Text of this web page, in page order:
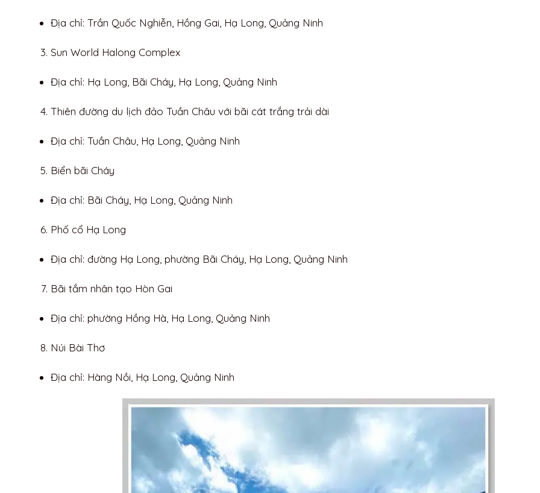
Địa chỉ: Trần Quốc Nghiễn, Hồng Gai, Hạ Long, Quảng Ninh
Sun World Halong Complex
Địa chỉ: Hạ Long, Bãi Cháy, Hạ Long, Quảng Ninh
Thiên đường du lịch đảo Tuần Châu với bãi cát trắng trải dài
Địa chỉ: Tuần Châu, Hạ Long, Quảng Ninh
Biển bãi Cháy
Địa chỉ: Bãi Cháy, Hạ Long, Quảng Ninh
Phố cổ Hạ Long
Địa chỉ: đường Hạ Long, phường Bãi Cháy, Hạ Long, Quảng Ninh
Bãi tắm nhân tạo Hòn Gai
Địa chỉ: phường Hồng Hà, Hạ Long, Quảng Ninh
Núi Bài Thơ
Địa chỉ: Hàng Nồi, Hạ Long, Quảng Ninh